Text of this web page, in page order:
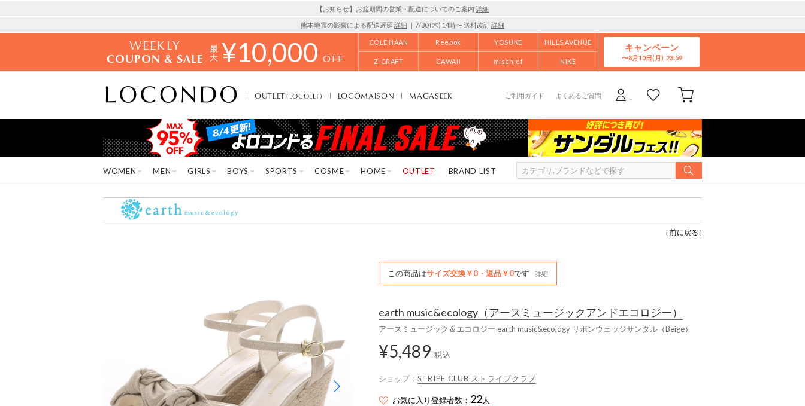
【お知らせ】お盆期間の営業・配送についてのご案内 詳細
熊本地震の影響による配送遅延 詳細 ｜7/30 (木) 14時〜 送料改訂詳細
WEEKLY
COUPON & SALE ¥10,000 OFF
COLE HAAN Reebok YOSUKE HILLS AVENUE
Z-CRAFT CAWAII mischief NIKE
キャンペーン
8月10日(月)
OUTLET(LOCOLET) LOCOMAISON MAGASEEK ご利用ガイド よくあるご質問
WOMEN MEN GIRLS BOYS SPORTS COSME HOME OUTLET BRAND LIST
[ 前に戻る ]
この商品はサイズ交換￥0・返品￥0です 詳細
earth music&ecology （アースミュージックアンドエコロジー）
アースミュージック＆エコロジー earth music&ecology リボンウェッジサンダル（Beige）
¥5,489 税込
ショップ： STRIPE CLUB ストライプクラブ
お気に入り登録者数： 22人